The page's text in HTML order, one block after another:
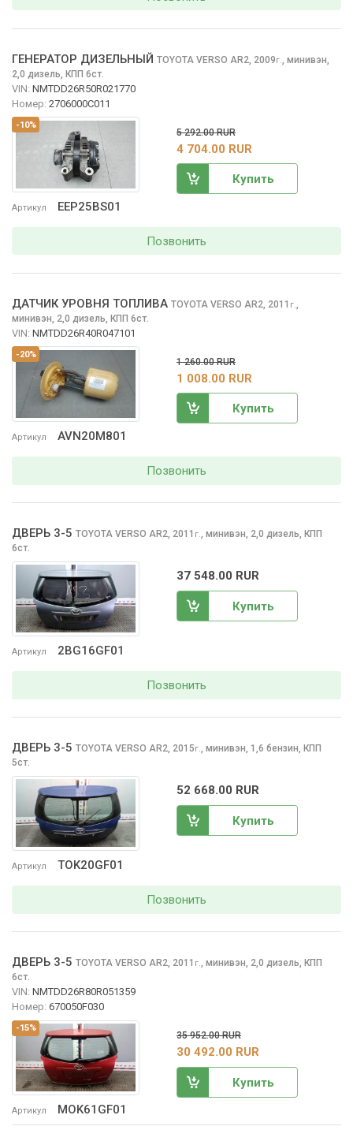
-10%
Артикул EEP25BS01
ГЕНЕРАТОР ДИЗЕЛЬНЫЙ TOYOTA VERSO AR2, 2009г., минивэн,
2,0 дизель, КПП 6ст.
VIN: NMTDD26R50R021770
Номер: 2706000C011
5 292.00 RUR
4 704.00 RUR
Купить
Позвонить
-20%
Артикул AVN20M801
ДАТЧИК УРОВНЯ ТОПЛИВА TOYOTA VERSO AR2, 2011 г.,
минивэн, 2,0 дизель, КПП 6ст.
VIN: NMTDD26R40R047101
1 260.00 RUR
1 008.00 RUR
Купить
Позвонить
Артикул 2BG16GF01
ДВЕРЬ 3-5 TOYOTA VERSO AR2, 2011 г., минивэн, 2,0 дизель, КПП
6ст.
37 548.00 RUR
Купить
Позвонить
Артикул TOK20GF01
ДВЕРЬ 3-5 TOYOTA VERSO AR2, 2015г., минивэн, 1,6 бензин, КПП
5ст.
52 668.00 RUR
Купить
Позвонить
-15%
Артикул MOK61GF01
ДВЕРЬ 3-5 TOYOTA VERSO AR2, 2011 г., минивэн, 2,0 дизель, КПП
6ст.
VIN: NMTDD26R80R051359
Номер: 670050F030
35 952.00 RUR
30 492.00 RUR
Купить